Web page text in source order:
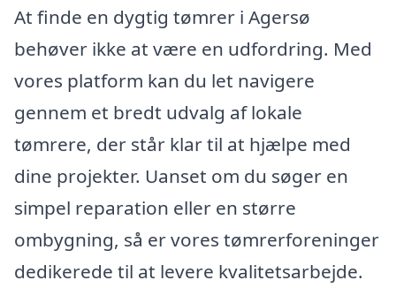
At finde en dygtig tømrer i Agersø
behøver ikke at være en udfordring. Med
vores platform kan du let navigere
gennem et bredt udvalg af lokale
tømrere, der står klar til at hjælpe med
dine projekter. Uanset om du søger en
simpel reparation eller en større
ombygning, så er vores tømrerforeninger
dedikerede til at levere kvalitetsarbejde.